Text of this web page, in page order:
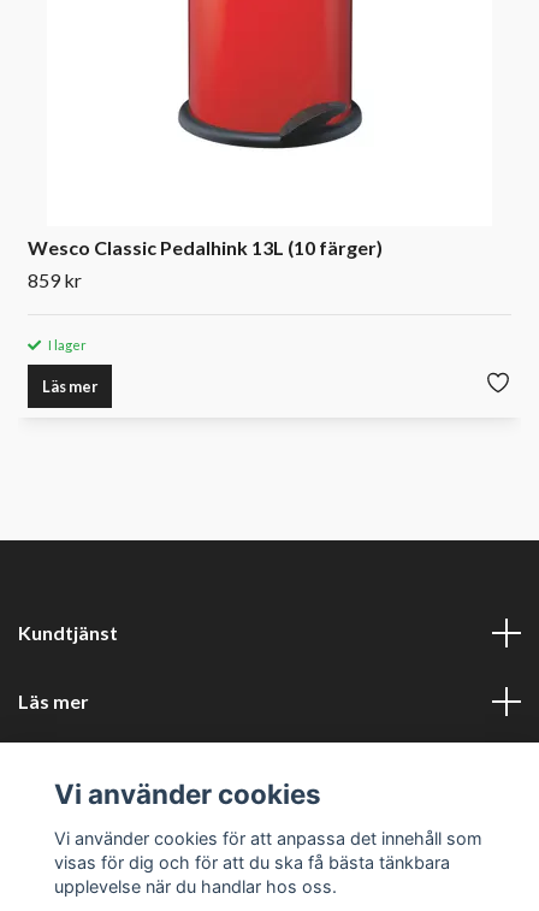
Wesco Classic Pedalhink 13L (10 färger)
859 kr
I lager
Läs mer
Kundtjänst
Läs mer
Företagsuppgifter
Vi använder cookies
Vi använder cookies för att anpassa det innehåll som
visas för dig och för att du ska få bästa tänkbara
upplevelse när du handlar hos oss.